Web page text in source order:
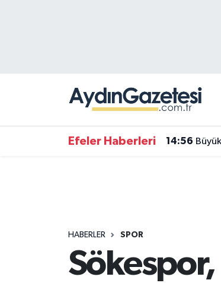
Efeler Haberleri 14:56
HABERLER SPOR
Süper Lig Puan Durumu ve Fikstür
Tüm Manşetler